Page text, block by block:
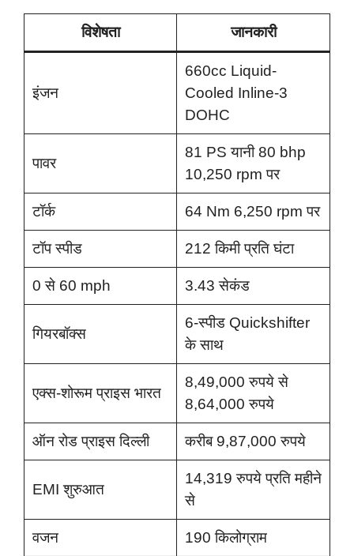
विशेषता जानकारी
इंजन
660cc Liquid-
Cooled Inline-3
DOHC
पावर
81 PS यानी 80 bhp
10,250 rpm पर
टॉर्क 64 Nm 6,250 rpm पर
टॉप स्पीड 212 किमी प्रति घंटा
0 से 60 mph 3.43 सेकंड
गियरबॉक्स
6-स्पीड Quickshifter
के साथ
एक्स-शोरूम प्राइस भारत
8,49,000 रुपये से
8,64,000 रुपये
ऑन रोड प्राइस दिल्ली करीब 9,87,000 रुपये
EMI शुरुआत
14,319 रुपये प्रति महीने
से
वजन 190 किलोग्राम